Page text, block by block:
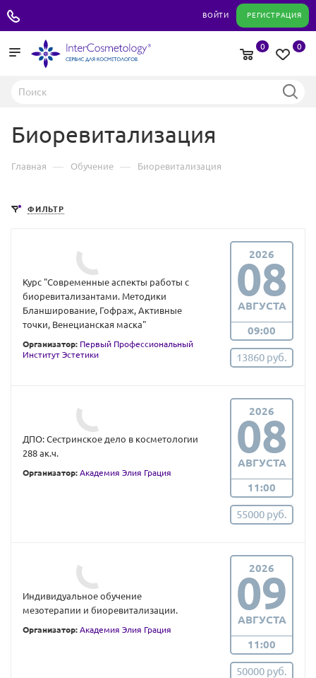
ВОЙТИ РЕГИСТРАЦИЯ
0
0
Биоревитализация
Главная — Обучение — Биоревитализация
ФИЛЬТР
Курс "Современные аспекты работы с
биоревитализантами. Методики
Бланширование, Гофраж, Активные
точки, Венецианская маска"
Организатор: Первый Профессиональный
Институт Эстетики
2026
08
АВГУСТА
09:00
13860 руб.
ДПО: Сестринское дело в косметологии
288 ак.ч.
Организатор: Академия Элия Грация
2026
08
АВГУСТА
11:00
55000 руб.
Индивидуальное обучение
мезотерапии и биоревитализации.
Организатор: Академия Элия Грация
2026
09
АВГУСТА
11:00
50000 руб.